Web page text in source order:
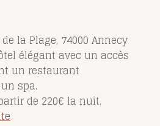
la Plage, 74000 Annecy
élégant avec un accès
un restaurant
spa.
de 220€ la nuit.